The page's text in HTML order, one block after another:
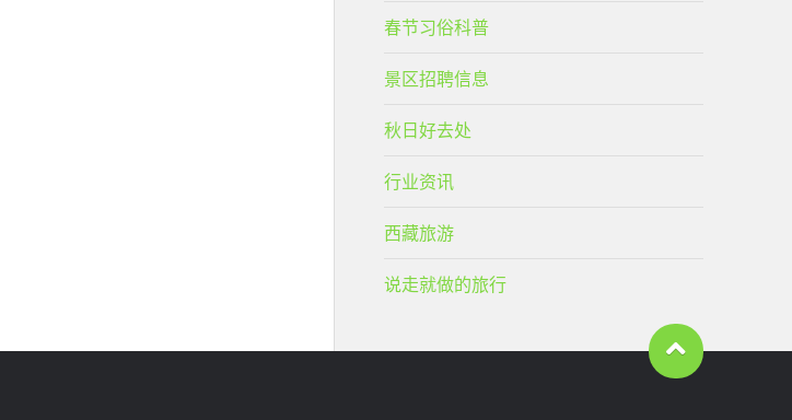
春节习俗科普
景区招聘信息
秋日好去处
行业资讯
西藏旅游
说走就做的旅行